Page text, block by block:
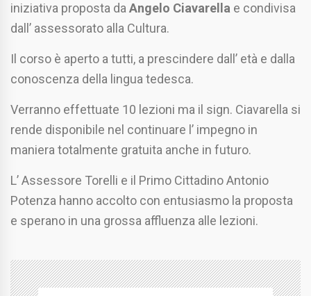
iniziativa proposta daAngelo Ciavarella e condivisa
dall’ assessorato alla Cultura.
Il corso è aperto a tutti, a prescindere dall’ età e dalla
conoscenza della lingua tedesca.
Verranno effettuate 10 lezioni ma il sign. Ciavarella si
rende disponibile nel continuare l’ impegno in
maniera totalmente gratuita anche in futuro.
L’ Assessore Torelli e il Primo Cittadino Antonio
Potenza hanno accolto con entusiasmo la proposta
e sperano in una grossa affluenza alle lezioni.